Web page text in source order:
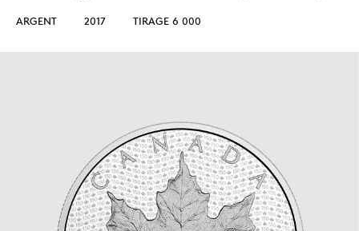
ARGENT 2017 TIRAGE 6 000